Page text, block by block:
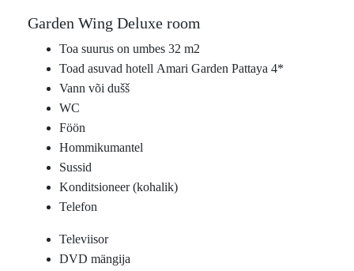
Garden Wing Deluxe room
Toa suurus on umbes 32 m2
Toad asuvad hotell Amari Garden Pattaya 4*
Vann või dušš
WC
Föön
Hommikumantel
Sussid
Konditsioneer (kohalik)
Telefon
Televiisor
DVD mängija